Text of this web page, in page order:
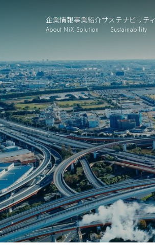
企業情報
About NiX
事業紹介
Solution
サステナビリティ
Sustainability